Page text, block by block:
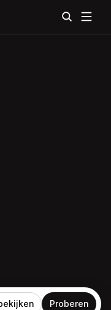
Proberen